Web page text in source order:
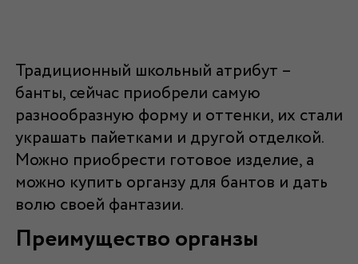
Традиционный школьный атрибут –
банты, сейчас приобрели самую
разнообразную форму и оттенки, их стали
украшать пайетками и другой отделкой.
Можно приобрести готовое изделие, а
можно купить органзу для бантов и дать
волю своей фантазии.
Преимущество органзы